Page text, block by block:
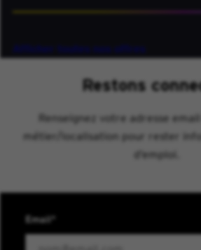
Afficher toutes nos offres
Restons
Renseignez votre adresse
métier/localisation pour rester
d’emploi.
Email